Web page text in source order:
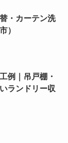
・カーテン洗
）
例｜吊戸棚・
ランドリー収